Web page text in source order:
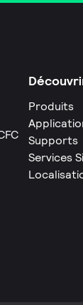
Produits
Supports
Services